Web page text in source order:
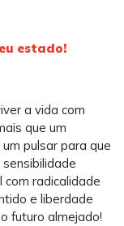
estado!
a vida com
que um
pulsar para que
radicalidade
e liberdade
futuro almejado!